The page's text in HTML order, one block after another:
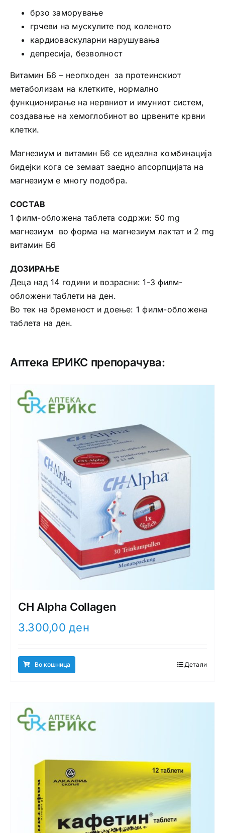
брзо заморување
грчеви на мускулите под коленото
кардиоваскуларни нарушувања
депресија, безволност
Витамин Б6 – неопходен за протеинскиот
метаболизам на клетките, нормално
функционирање на нервниот и имуниот систем,
создавање на хемоглобинот во црвените крвни
клетки.
Магнезиум и витамин Б6 се идеална комбинација
бидејки кога се земаат заедно апсорпцијата на
магнезиум е многу подобра.
СОСТАВ
1 филм-обложена таблета содржи: 50 mg
магнезиум во форма на магнезиум лактат и 2 mg
витамин Б6
ДОЗИРАЊЕ
Деца над 14 години и возрасни: 1-3 филм-
обложени таблети на ден.
Во тек на бременост и доење: 1 филм-обложена
таблета на ден.
Аптека ЕРИКС препорачува:
CH Alpha Collagen
3.300,00ден
Во кошница Детали